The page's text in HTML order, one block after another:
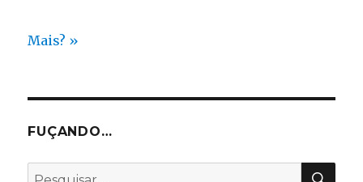
Mais? »
FUÇANDO…
Pesquisar